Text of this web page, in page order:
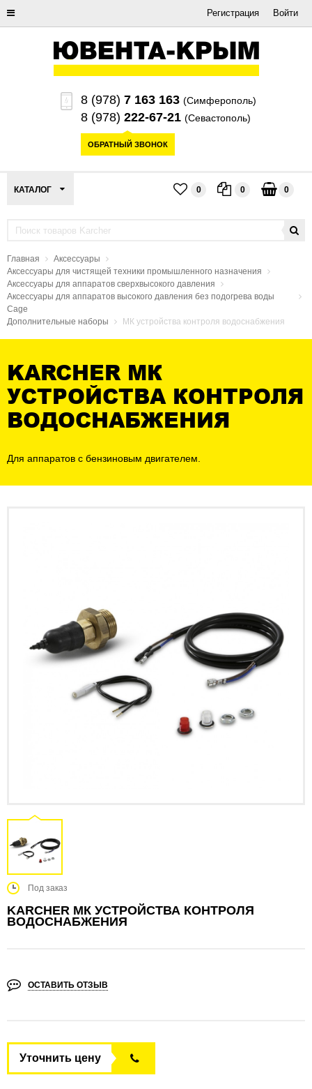
Регистрация Войти
8 (978) 7 163 163 (Симферополь)
8 (978) 222-67-21 (Севастополь)
ОБРАТНЫЙ ЗВОНОК
КАТАЛОГ 0 0 0
Главная
Аксессуары
Аксессуары для чистящей техники промышленного назначения
Аксессуары для аппаратов сверхвысокого давления
Аксессуары для аппаратов высокого давления без подогрева воды
Cage
Дополнительные наборы
МК устройства контроля водоснабжения
KARCHER МК
УСТРОЙСТВА КОНТРОЛЯ
ВОДОСНАБЖЕНИЯ
Для аппаратов с бензиновым двигателем.
Под заказ
KARCHER МК УСТРОЙСТВА КОНТРОЛЯ
ВОДОСНАБЖЕНИЯ
ОСТАВИТЬ ОТЗЫВ
Уточнить цену